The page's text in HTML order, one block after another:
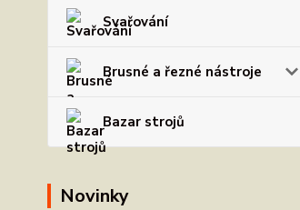
Svařování
Brusné a řezné nástroje
Bazar strojů
Novinky